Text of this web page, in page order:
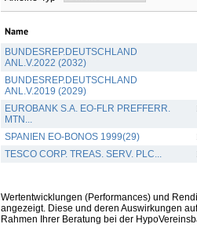
Name
BUNDESREP.DEUTSCHLAND
ANL.V.2022 (2032)
BUNDESREP.DEUTSCHLAND
ANL.V.2019 (2029)
EUROBANK S.A. EO-FLR PREFFERR.
MTN...
SPANIEN EO-BONOS 1999(29)
TESCO CORP. TREAS. SERV. PLC...
Wertentwicklungen (Performances) und
angezeigt. Diese und deren Auswirkungen
Rahmen Ihrer Beratung bei der